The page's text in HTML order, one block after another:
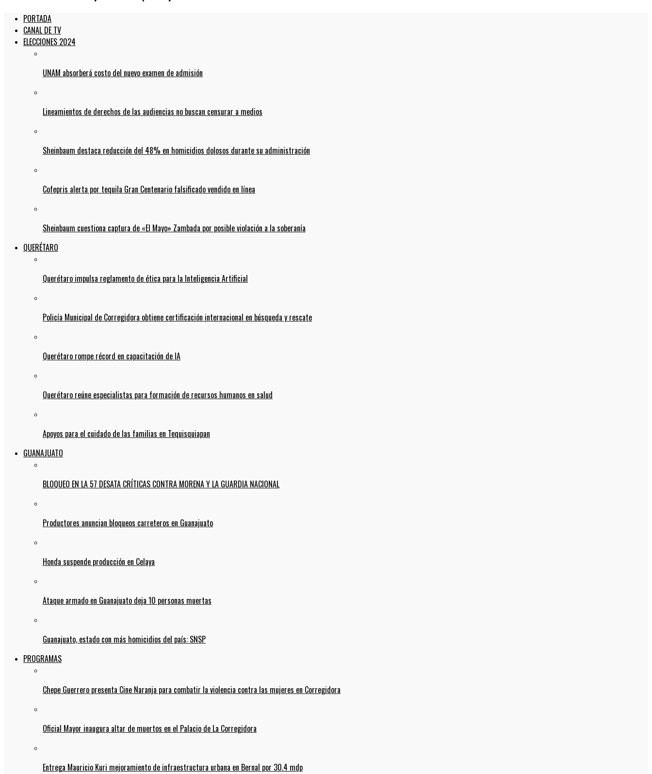
PORTADA
CANAL DE TV
ELECCIONES 2024
UNAM absorberá costo del nuevo examen de admisión
Lineamientos de derechos de las audiencias no buscan censurar a medios
Sheinbaum destaca reducción del 48% en homicidios dolosos durante su administración
Cofepris alerta por tequila Gran Centenario falsificado vendido en línea
Sheinbaum cuestiona captura de «El Mayo» Zambada por posible violación a la soberanía
QUERÉTARO
Querétaro impulsa reglamento de ética para la Inteligencia Artificial
Policía Municipal de Corregidora obtiene certificación internacional en búsqueda y rescate
Querétaro rompe récord en capacitación de IA
Querétaro reúne especialistas para formación de recursos humanos en salud
Apoyos para el cuidado de las familias en Tequisquiapan
GUANAJUATO
BLOQUEO EN LA 57 DESATA CRÍTICAS CONTRA MORENA Y LA GUARDIA NACIONAL
Productores anuncian bloqueos carreteros en Guanajuato
Honda suspende producción en Celaya
Ataque armado en Guanajuato deja 10 personas muertas
Guanajuato, estado con más homicidios del país: SNSP
PROGRAMAS
Chepe Guerrero presenta Cine Naranja para combatir la violencia contra las mujeres en Corregidora
Oficial Mayor inaugura altar de muertos en el Palacio de La Corregidora
Entrega Mauricio Kuri mejoramiento de infraestructura urbana en Bernal por 30.4 mdp